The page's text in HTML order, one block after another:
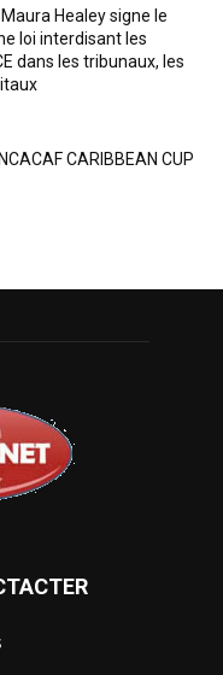
Healey signe le
loi interdisant les
dans les tribunaux, les
CARIBBEAN CUP